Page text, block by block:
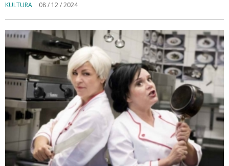
KULTURA 08 / 12 / 2024